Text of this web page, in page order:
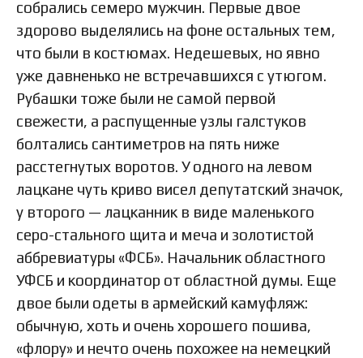
собрались семеро мужчин. Первые двое
здорово выделялись на фоне остальных тем,
что были в костюмах. Недешевых, но явно
уже давненько не встречавшихся с утюгом.
Рубашки тоже были не самой первой
свежести, а распущенные узлы галстуков
болтались сантиметров на пять ниже
расстегнутых воротов. У одного на левом
лацкане чуть криво висел депутатский значок,
у второго — лацканник в виде маленького
серо-стального щита и меча и золотистой
аббревиатуры «ФСБ». Начальник областного
УФСБ и координатор от областной думы. Еще
двое были одеты в армейский камуфляж:
обычную, хоть и очень хорошего пошива,
«флору» и нечто очень похожее на немецкий